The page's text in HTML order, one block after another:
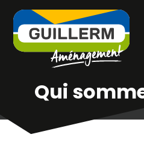
Qui